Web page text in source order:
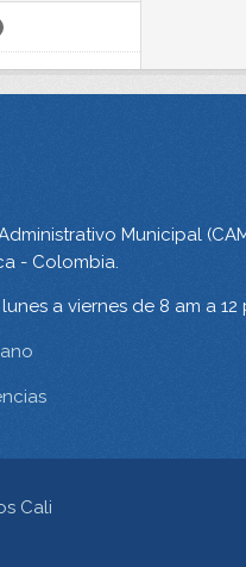
Municipal
- Colombia.
lunes a viernes de 8 am a
Cali